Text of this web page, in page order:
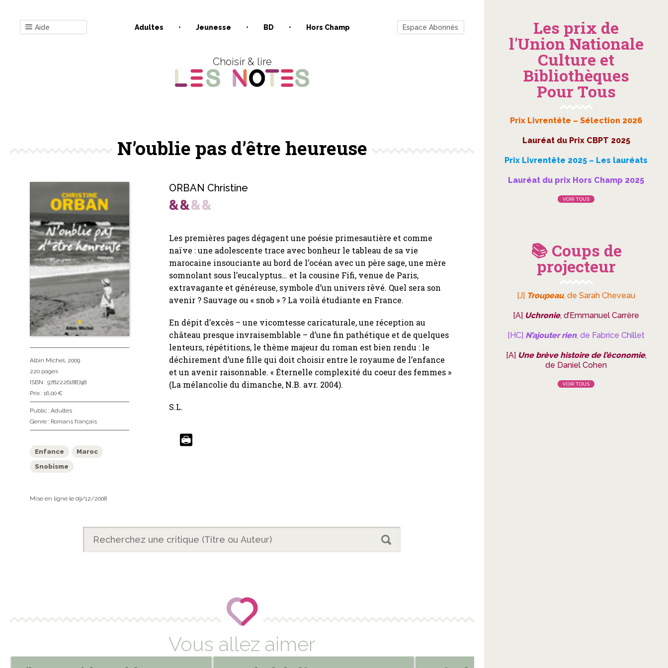
Aide Adultes Jeunesse BD Hors Champ Espace Abonnés
Choisir & lire
N’oublie pas d’être heureuse
ORBAN Christine
Les premières pages dégagent une poésie primesautière et comme
naïve : une adolescente trace avec bonheur le tableau de sa vie
marocaine insouciante au bord de l’océan avec un père sage, une mère
somnolant sous l’eucalyptus… et la cousine Fifi, venue de Paris,
extravagante et généreuse, symbole d’un univers rêvé. Quel sera son
avenir ? Sauvage ou « snob » ? La voilà étudiante en France.
En dépit d’excès – une vicomtesse caricaturale, une réception au
château presque invraisemblable – d’une fin pathétique et de quelques
lenteurs, répétitions, le thème majeur du roman est bien rendu : le
déchirement d’une fille qui doit choisir entre le royaume de l’enfance
et un avenir raisonnable. « Éternelle complexité du coeur des femmes »
(La mélancolie du dimanche, N.B. avr. 2004).
S.L.
Albin Michel, 2009
220 pages
ISBN : 9782226188748
Prix : 16,00 €
Public : Adultes
Genre : Romans français
Enfance
Maroc
Snobisme
Mise en ligne le 09/12/2008
Vous allez aimer
Les prix de
l'Union Nationale
Culture et
Bibliothèques
Pour Tous
Prix Livrentête – Sélection 2026
Lauréat du Prix CBPT 2025
Prix Livrentête 2025 – Les lauréats
Lauréat du prix Hors Champ 2025
VOIR TOUS
📚 Coups de
projecteur
[J] Troupeau, de Sarah Cheveau
[A] Uchronie, d’Emmanuel Carrère
[HC] N’ajouter rien, de Fabrice Chillet
[A] Une brève histoire de l’économie,
de Daniel Cohen
VOIR TOUS